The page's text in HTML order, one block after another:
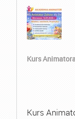
Kurs
Kurs